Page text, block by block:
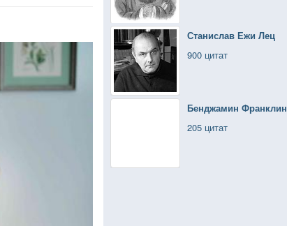
Станислав Ежи Лец
900 цитат
Бенджамин Франклин
205 цитат